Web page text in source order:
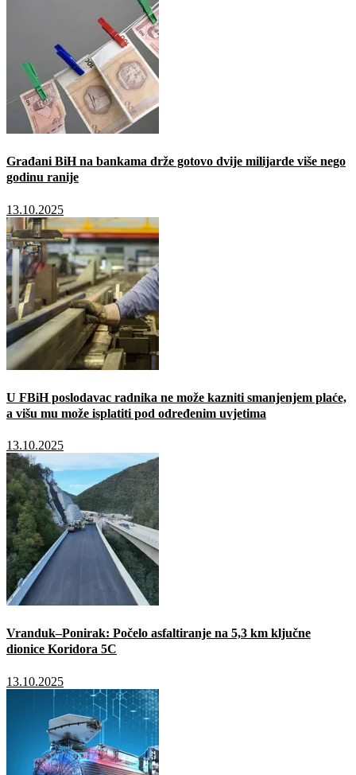
Građani BiH na bankama drže gotovo dvije milijarde više nego
godinu ranije
13.10.2025
U FBiH poslodavac radnika ne može kazniti smanjenjem plaće,
a višu mu može isplatiti pod određenim uvjetima
13.10.2025
Vranduk–Ponirak: Počelo asfaltiranje na 5,3 km ključne
dionice Koridora 5C
13.10.2025